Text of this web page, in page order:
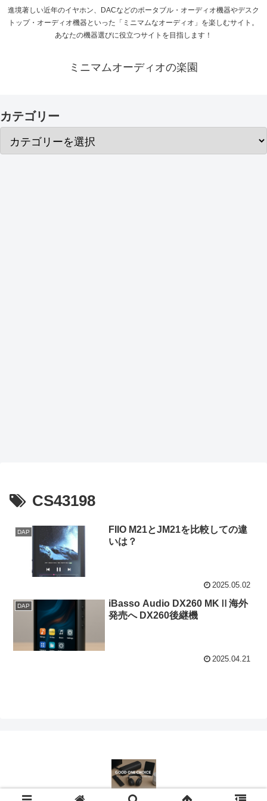
進境著しい近年のイヤホン、DACなどのポータブル・オーディオ機器やデスク
トップ・オーディオ機器といった「ミニマムなオーディオ」を楽しむサイト。
あなたの機器選びに役立つサイトを目指します！
ミニマムオーディオの楽園
カテゴリー
CS43198
DAP
FIIO M21とJM21を比較しての違
いは？
2025.05.02
DAP
iBasso Audio DX260 MKⅡ海外
発売へ DX260後継機
2025.04.21